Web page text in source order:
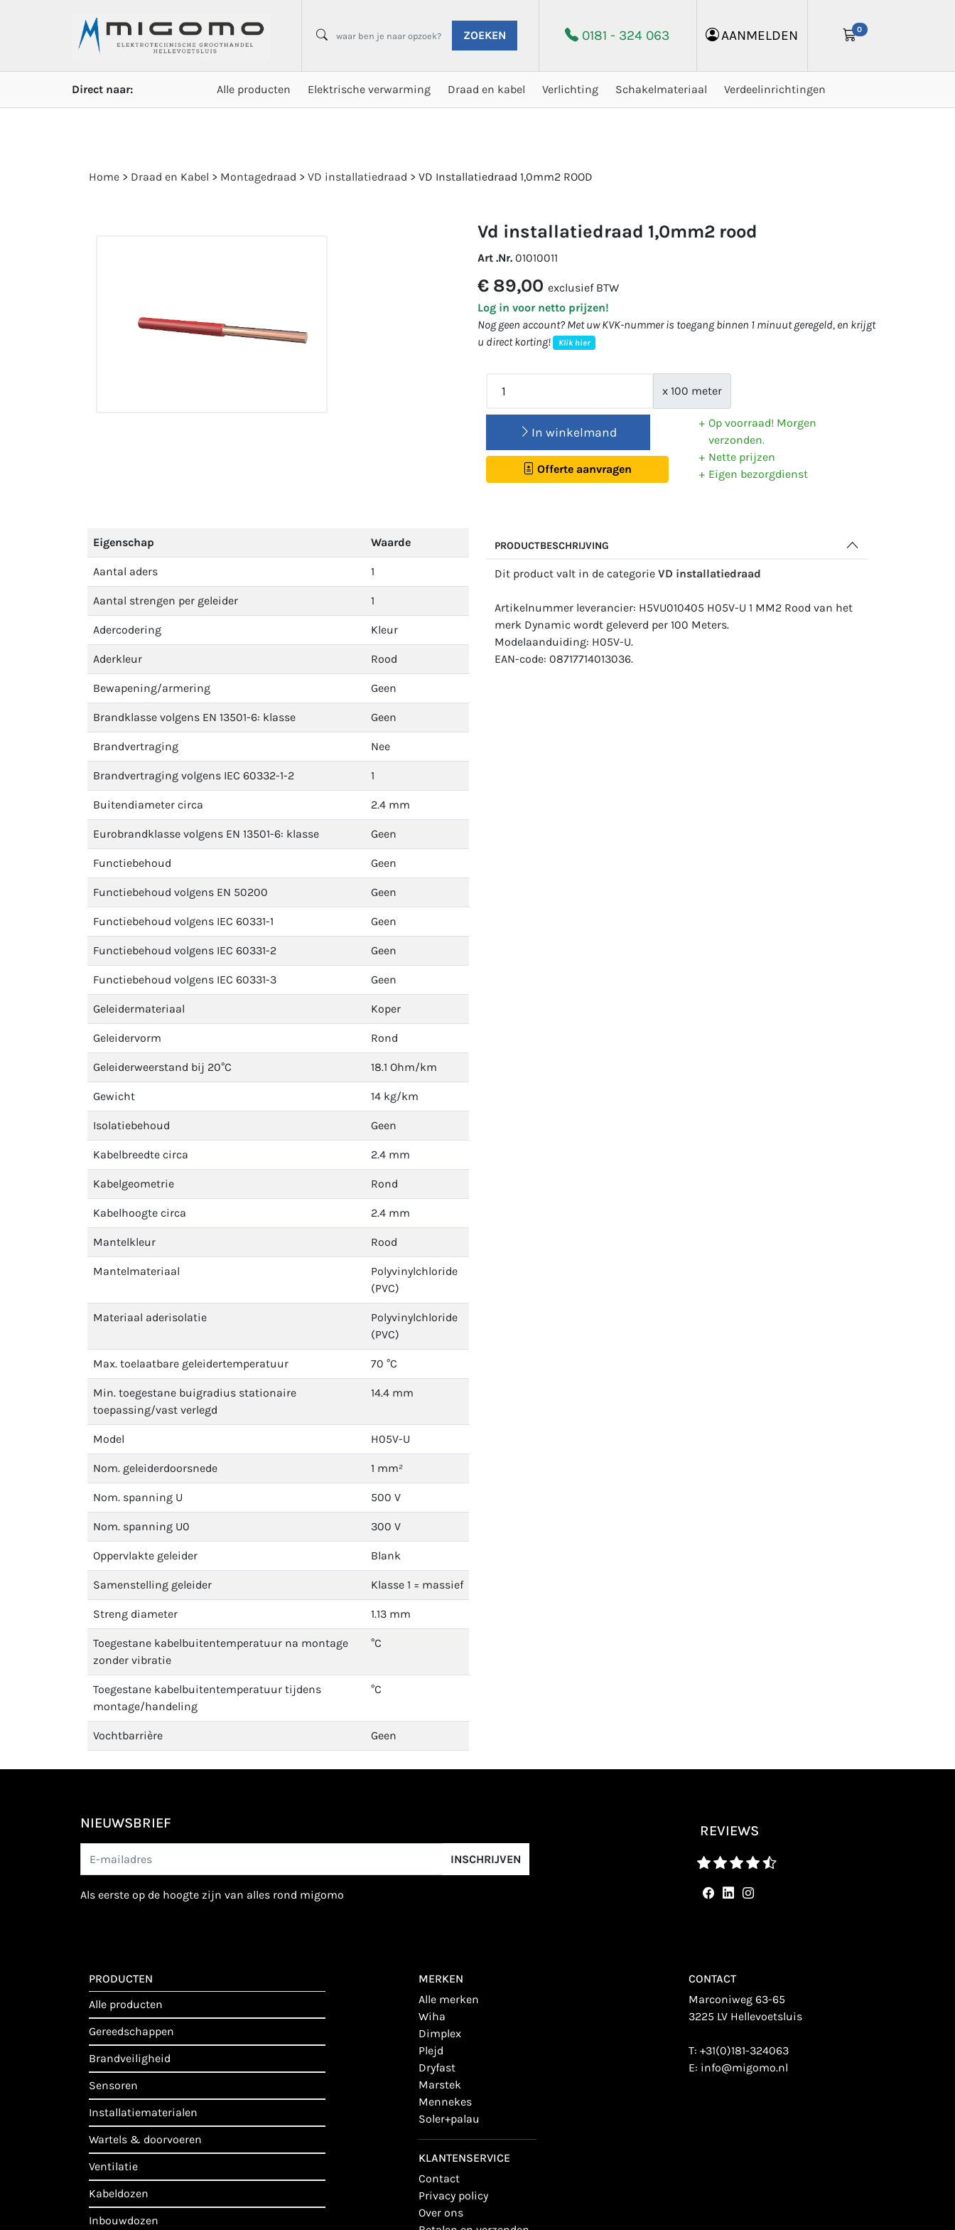
ZOEKEN 0181 - 324 063 AANMELDEN 0
Direct naar: Alle producten Elektrische verwarming Draad en kabel Verlichting Schakelmateriaal Verdeelinrichtingen
Home > Draad en Kabel > Montagedraad > VD installatiedraad > VD Installatiedraad 1,0mm2 ROOD
vd installatiedraad 1,0mm2 rood
Art .Nr. 01010011
€ 89,00 exclusief BTW
Log in voor netto prijzen!
Nog geen account? Met uw KVK-nummer is toegang binnen 1 minuut geregeld, en krijgt
u direct korting!
Klik hier
x 100 meter
In winkelmand
Offerte aanvragen
Op voorraad! Morgen
verzonden.
Nette prijzen
Eigen bezorgdienst
Eigenschap Waarde
Aantal aders 1
Aantal strengen per geleider 1
Adercodering Kleur
Aderkleur Rood
Bewapening/armering Geen
Brandklasse volgens EN 13501-6: klasse Geen
Brandvertraging Nee
Brandvertraging volgens IEC 60332-1-2 1
Buitendiameter circa 2.4 mm
Eurobrandklasse volgens EN 13501-6: klasse Geen
Functiebehoud Geen
Functiebehoud volgens EN 50200 Geen
Functiebehoud volgens IEC 60331-1 Geen
Functiebehoud volgens IEC 60331-2 Geen
Functiebehoud volgens IEC 60331-3 Geen
Geleidermateriaal Koper
Geleidervorm Rond
Geleiderweerstand bij 20°C 18.1 Ohm/km
Gewicht 14 kg/km
Isolatiebehoud Geen
Kabelbreedte circa 2.4 mm
Kabelgeometrie Rond
Kabelhoogte circa 2.4 mm
Mantelkleur Rood
Mantelmateriaal
Polyvinylchloride
(PVC)
Materiaal aderisolatie
Polyvinylchloride
(PVC)
Max. toelaatbare geleidertemperatuur 70 °C
Min. toegestane buigradius stationaire
toepassing/vast verlegd
14.4 mm
Model H05V-U
Nom. geleiderdoorsnede 1 mm²
Nom. spanning U 500 V
Nom. spanning U0 300 V
Oppervlakte geleider Blank
Samenstelling geleider Klasse 1 = massief
Streng diameter 1.13 mm
Toegestane kabelbuitentemperatuur na montage
zonder vibratie
°C
Toegestane kabelbuitentemperatuur tijdens
montage/handeling
°C
Vochtbarrière Geen
PRODUCTBESCHRIJVING
Dit product valt in de categorie VD installatiedraad
Artikelnummer leverancier: H5VU010405 H05V-U 1 MM2 Rood van het
merk Dynamic wordt geleverd per 100 Meters.
Modelaanduiding: H05V-U.
EAN-code: 08717714013036.
NIEUWSBRIEF
INSCHRIJVEN
als eerste op de hoogte zijn van alles rond migomo
REVIEWS
PRODUCTEN
alle producten
gereedschappen
brandveiligheid
sensoren
installatiematerialen
wartels & doorvoeren
ventilatie
kabeldozen
inbouwdozen
MERKEN
alle merken
wiha
dimplex
plejd
dryfast
marstek
mennekes
soler+palau
KLANTENSERVICE
contact
privacy policy
over ons
CONTACT
Marconiweg 63-65
3225 LV Hellevoetsluis
T:+31(0)181-324063
E: info@migomo.nl